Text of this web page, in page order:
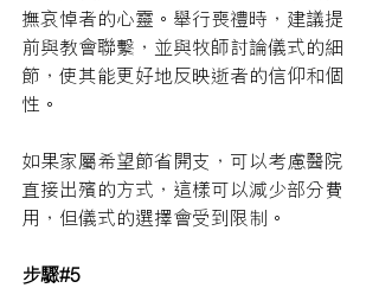
撫哀悼者的心靈。舉行喪禮時，建議提
前與教會聯繫，並與牧師討論儀式的細
節，使其能更好地反映逝者的信仰和個
性。
如果家屬希望節省開支，可以考慮醫院
直接出殯的方式，這樣可以減少部分費
用，但儀式的選擇會受到限制。
步驟#5